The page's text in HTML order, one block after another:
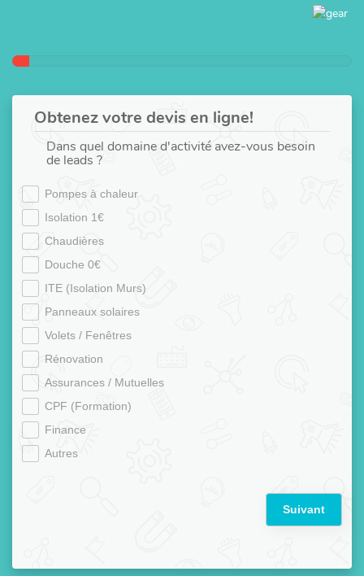
Obtenez votre devis en ligne!
Dans quel domaine d'activité avez-vous besoin
de leads ?
Pompes à chaleur
Isolation 1€
Chaudières
Douche 0€
ITE (Isolation Murs)
Panneaux solaires
Volets / Fenêtres
Rénovation
Assurances / Mutuelles
CPF (Formation)
Finance
Autres
Suivant